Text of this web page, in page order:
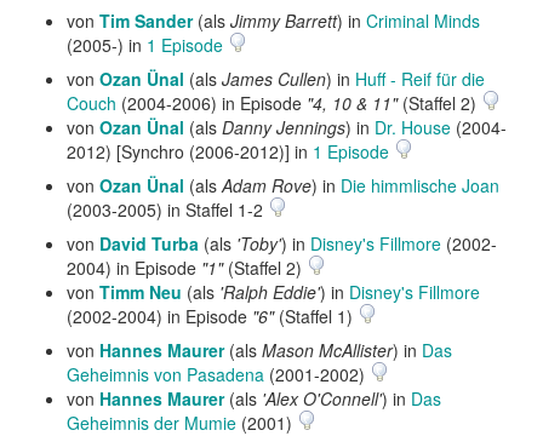
von Tim Sander(als Jimmy Barrett) in Criminal Minds
(2005-) in 1 Episode
von Ozan Ünal (als James Cullen) in Huff - Reif für die
Couch (2004-2006) in Episode "4, 10 & 11"(Staffel 2)
von Ozan Ünal (als Danny Jennings) in Dr. House (2004-
2012) [Synchro (2006-2012)] in 1 Episode
von Ozan Ünal (alsAdam Rove) in Die himmlische Joan
(2003-2005) in Staffel 1-2
von David Turba (als 'Toby') in Disney's Fillmore (2002-
2004) in Episode "1"(Staffel 2)
von Timm Neu (als 'Ralph Eddie') in Disney's Fillmore
(2002-2004) in Episode "6"(Staffel 1)
von Hannes Maurer(als Mason McAllister) in Das
Geheimnis von Pasadena (2001-2002)
von Hannes Maurer(als 'Alex O'Connell') in Das
Geheimnis der Mumie (2001)